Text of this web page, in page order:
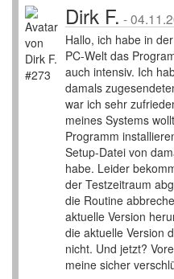
Dirk F. -
Hallo, ich habe in
PC-Welt das
auch intensiv. Ich
damals
war ich sehr
meines Systems
Programm
Setup-Datei von
habe. Leider
der Testzeitraum
die Routine
aktuelle Version
die aktuelle Version
nicht. Und jetzt?
meine sicher